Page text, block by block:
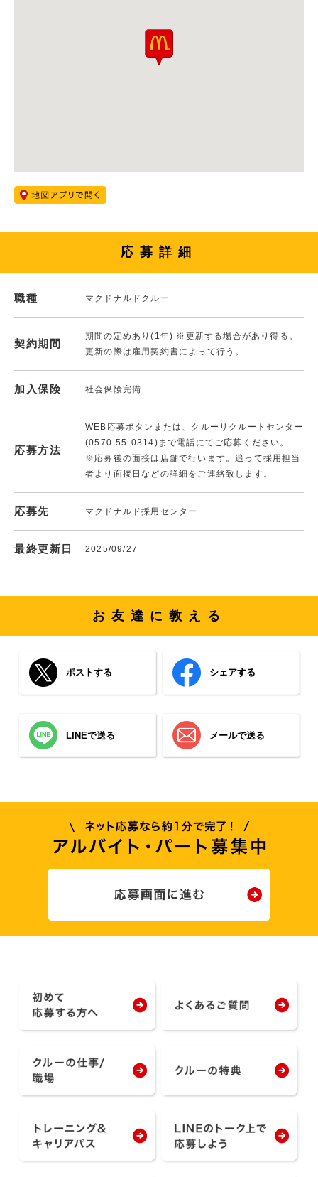
応募詳細
職種 マクドナルドクルー
契約期間
期間の定めあり(1年) ※更新する場合があり得る。
更新の際は雇用契約書によって行う。
加入保険 社会保険完備
応募方法
WEB応募ボタンまたは、クルーリクルートセンター
(0570-55-0314)まで電話にてご応募ください。
※応募後の面接は店舗で行います。追って採用担当
者より面接日などの詳細をご連絡致します。
応募先 マクドナルド採用センター
最終更新日 2025/09/27
お友達に教える
ポストする シェアする
LINEで送る メールで送る